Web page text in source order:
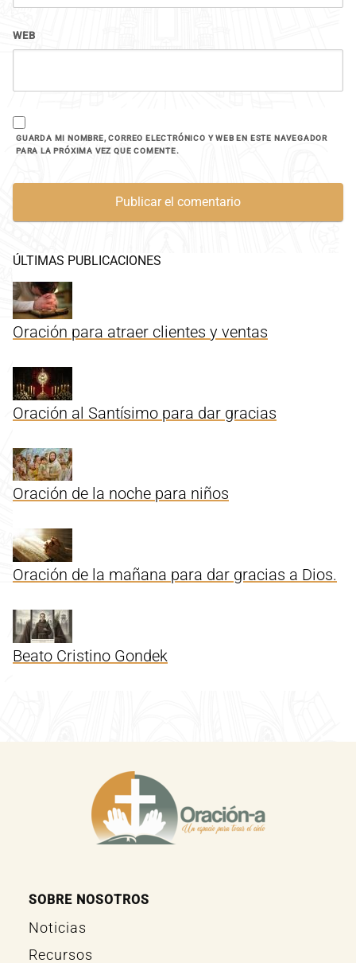
WEB
GUARDA MI NOMBRE, CORREO ELECTRÓNICO Y WEB EN ESTE NAVEGADOR
PARA LA PRÓXIMA VEZ QUE COMENTE.
ÚLTIMAS PUBLICACIONES
Oración para atraer clientes y ventas
Oración al Santísimo para dar gracias
Oración de la noche para niños
Oración de la mañana para dar gracias a Dios.
Beato Cristino Gondek
SOBRE NOSOTROS
Noticias
Recursos